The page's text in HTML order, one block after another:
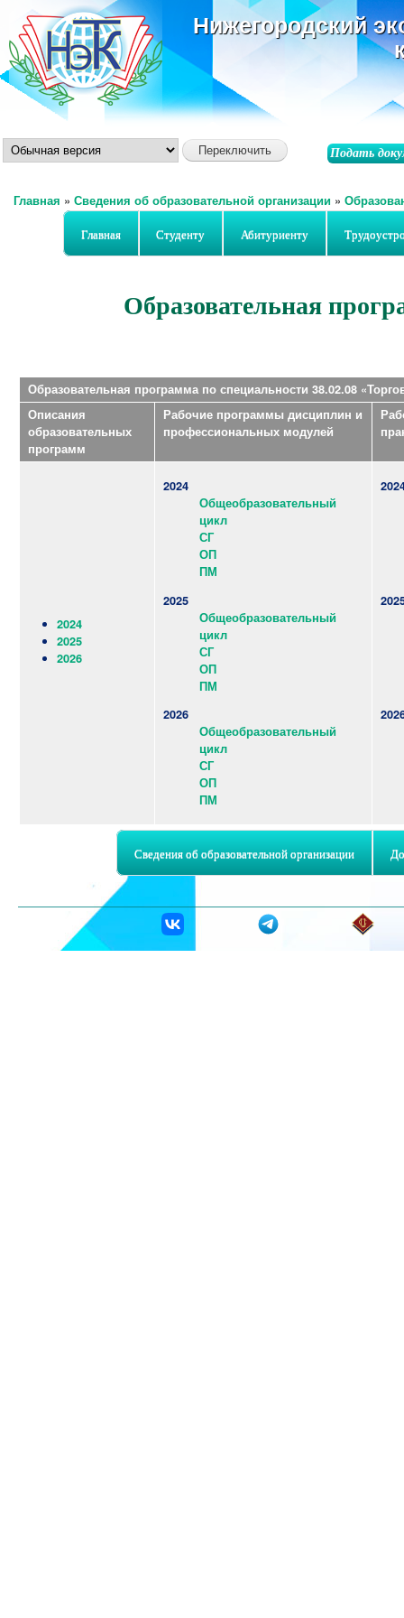
Нижегородский
Подать
Главная » Сведения об образовательной организации »
Главная Студенту Абитуриенту
Образовательная
Образовательная программа по специальности 38.02.08
Описания
образовательных
программ
Рабочие программы дисциплин и
профессиональных модулей
2024
2025
2026
2024
Общеобразовательный
цикл
СГ
ОП
ПМ
2025
Общеобразовательный
цикл
СГ
ОП
ПМ
2026
Общеобразовательный
цикл
СГ
ОП
ПМ
Сведения об образовательной организации